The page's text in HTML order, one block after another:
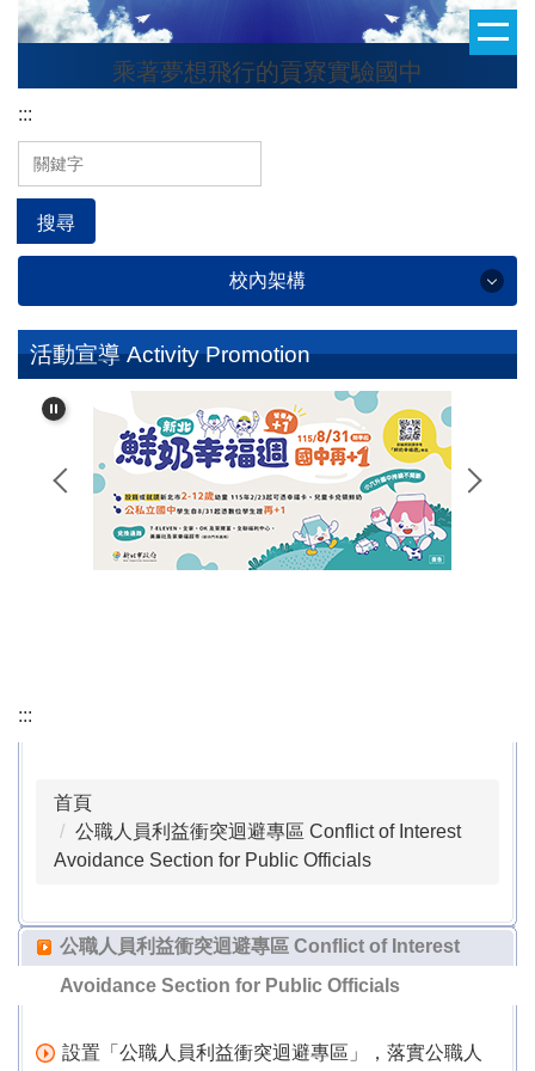
跳
到
區
乘著夢想飛行的貢寮實驗國中
:::
搜尋
校內架構
學校簡介 School Profile
行政處室 Administrative Office
校友專區 Alumni Section
班級整潔秩序評分 Classroom Cleanliness and
Orderliness Score
會議記錄 Minutes of the Meeting
公職人員利益衝突迴避專區 Conflict of Interest
Avoidance Section for Public Officials
校外人士協助教學或活動專區 Special Area for Off-
campus Personnel Assisting with Teaching or
Activities
戶外教育活動專區 Outdoor Education Activity Area
活動宣導 Activity Promotion
:::
首頁
公職人員利益衝突迴避專區 Conflict of Interest
Avoidance Section for Public Officials
公職人員利益衝突迴避專區 Conflict of Interest
Avoidance Section for Public Officials
設置「公職人員利益衝突迴避專區」，落實公職人